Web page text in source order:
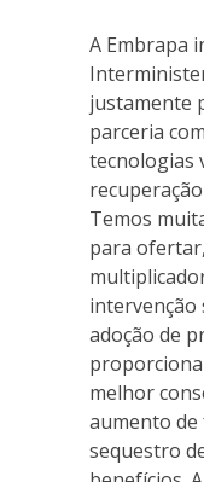
A Embrapa
justamente
parceria
tecnologias
Temos
para
intervenção
adoção de
melhor
aumento
sequestro